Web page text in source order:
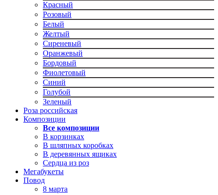
Красный
Розовый
Белый
Желтый
Сиреневый
Оранжевый
Бордовый
Фиолетовый
Синий
Голубой
Зеленый
Роза российская
Композиции
Все композиции
В корзинках
В шляпных коробках
В деревянных ящиках
Сердца из роз
Мегабукеты
Повод
8 марта